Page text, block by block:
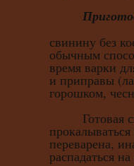
свинину без
обычным
время варки
и приправы
горошком,
Готовая
переварена,
распадаться